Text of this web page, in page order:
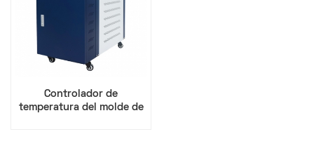
Controlador de
temperatura del molde de